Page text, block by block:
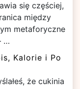
się częściej,
między
metaforyczne
…
Kalorie i Po
że cukinia